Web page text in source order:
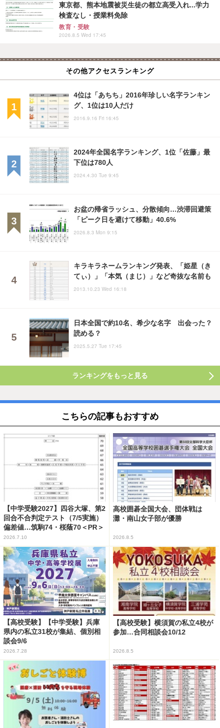
東京都、熊本地震被災生徒の都立高受入れ...学力
検査なし・授業料免除
教育・受験
2026.8.5 Wed 17:45
その他アクセスランキング
4位は「あちち」2016年珍しい名字ランキン
グ、1位は10人だけ
2016.9.16 Fri 16:45
2024年全国名字ランキング、1位「佐藤」最
下位は780人
2024.4.30 Tue 9:45
お盆の帰省ラッシュ、分散傾向…渋滞回避策
「ピーク日を避けて移動」40.6%
2026.8.3 Mon 9:15
キラキラネームランキング発表、「姫星（き
てぃ）」「本気（まじ）」など奇抜な名前も
2013.10.23 Wed 16:18
日本全国で約10名、希少な名字 出会った？
読める？
2025.5.27 Tue 17:45
ランキングをもっと見る
こちらの記事もおすすめ
【中学受験2027】四谷大塚、第2
回合不合判定テスト（7/5実施）
偏差値…筑駒74・桜蔭70＜PR＞
2026.7.10
高校囲碁全国大会、団体戦は
灘・南山女子部が優勝
2026.8.5
【高校受験】【中学受験】兵庫
県内の私立31校が集結、個別相
談会9/6
2026.7.28
【高校受験】横須賀の私立4校が
参加…合同相談会10/12
2026.8.5